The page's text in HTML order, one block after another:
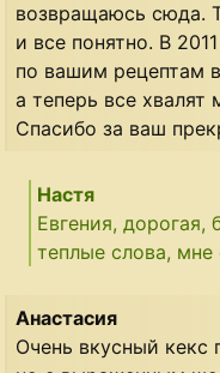
возвращаюсь сюда.
и все понятно. В
по вашим рецептам
а теперь все
Спасибо за ваш
Настя
Евгения, дорогая,
теплые слова, мне
Анастасия
Очень вкусный кекс